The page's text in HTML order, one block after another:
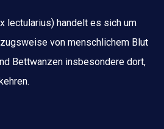
lectularius) handelt es sich um
von menschlichem Blut
Bettwanzen insbesondere dort,